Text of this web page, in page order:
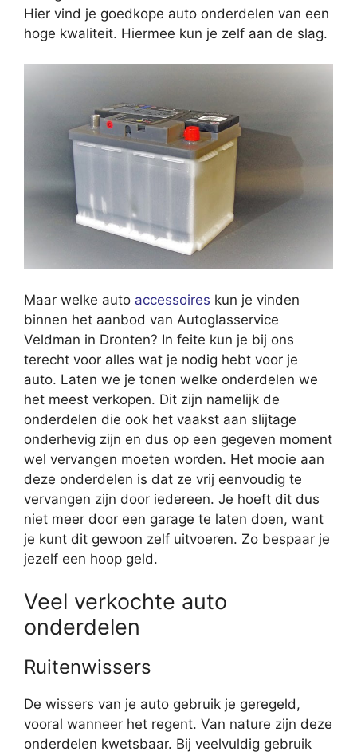
Hier vind je goedkope auto onderdelen van een
hoge kwaliteit. Hiermee kun je zelf aan de slag.
Maar welke auto accessoires kun je vinden
binnen het aanbod van Autoglasservice
Veldman in Dronten? In feite kun je bij ons
terecht voor alles wat je nodig hebt voor je
auto. Laten we je tonen welke onderdelen we
het meest verkopen. Dit zijn namelijk de
onderdelen die ook het vaakst aan slijtage
onderhevig zijn en dus op een gegeven moment
wel vervangen moeten worden. Het mooie aan
deze onderdelen is dat ze vrij eenvoudig te
vervangen zijn door iedereen. Je hoeft dit dus
niet meer door een garage te laten doen, want
je kunt dit gewoon zelf uitvoeren. Zo bespaar je
jezelf een hoop geld.
Veel verkochte auto
onderdelen
Ruitenwissers
De wissers van je auto gebruik je geregeld,
vooral wanneer het regent. Van nature zijn deze
onderdelen kwetsbaar. Bij veelvuldig gebruik